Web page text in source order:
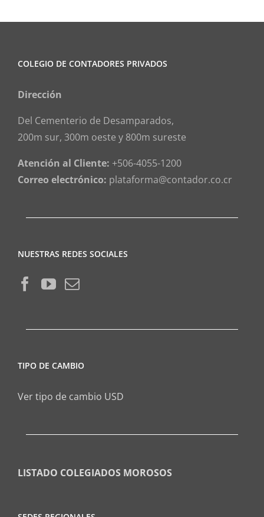
COLEGIO DE CONTADORES PRIVADOS
Dirección
Del Cementerio de Desamparados,
200m sur, 300m oeste y 800m sureste
Atención al Cliente: +506-4055-1200
Correo electrónico: plataforma@contador.co.cr
NUESTRAS REDES SOCIALES
TIPO DE CAMBIO
Ver tipo de cambio USD
LISTADO COLEGIADOS MOROSOS